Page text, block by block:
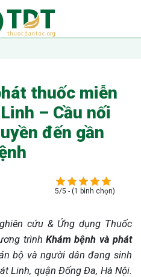
thuốc miễn
– Cầu nối
đến gần
5/5 - (1 bình chọn)
cứu & Ứng dụng Thuốc
trình Khám bệnh và phát
bộ và người dân đang sinh
Linh, quận Đống Đa, Hà Nội.